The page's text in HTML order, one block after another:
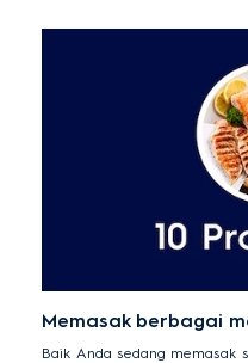
Memasak berbagai
Baik Anda sedang memasak